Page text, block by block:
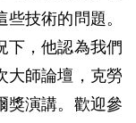
技術的問題。
下，他認為我們
大師論壇，克勞
獎演講。歡迎參